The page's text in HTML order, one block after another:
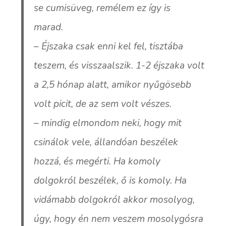
se cumisüveg, remélem ez így is
marad.
– Éjszaka csak enni kel fel, tisztába
teszem, és visszaalszik. 1-2 éjszaka volt
a 2,5 hónap alatt, amikor nyűgösebb
volt picit, de az sem volt vészes.
– mindig elmondom neki, hogy mit
csinálok vele, állandóan beszélek
hozzá, és megérti. Ha komoly
dolgokról beszélek, ő is komoly. Ha
vidámabb dolgokról akkor mosolyog,
úgy, hogy én nem veszem mosolygósra